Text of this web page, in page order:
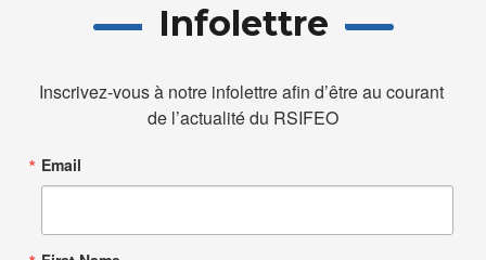
Infolettre
Inscrivez-vous à notre infolettre afin d’être au courant
de l’actualité du RSIFEO
Email